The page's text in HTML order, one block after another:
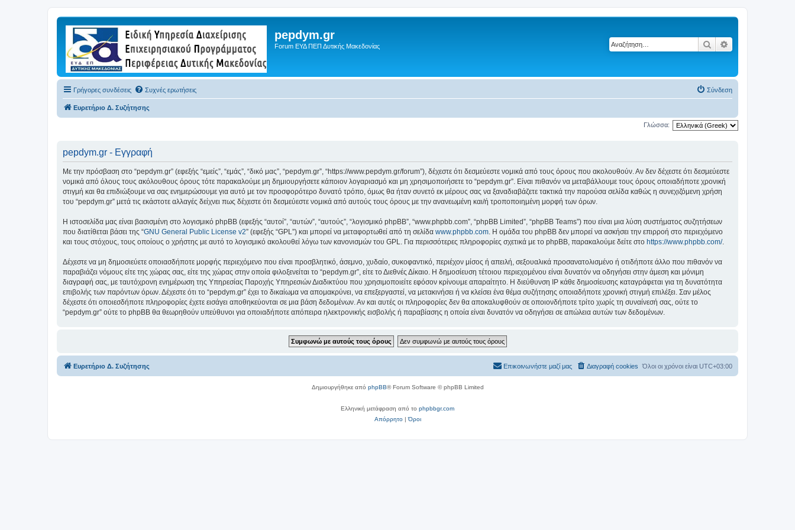
pepdym.gr
Forum ΕΥΔ ΠΕΠ Δυτικής Μακεδονίας Αναζήτηση
Γρήγορες συνδέσεις Συχνές ερωτήσεις Σύνδεση
Ευρετήριο Δ. Συζήτησης
Γλώσσα:
pepdym.gr - Εγγραφή
Με την πρόσβαση στο “pepdym.gr” (εφεξής “εμείς”, “εμάς”, “δικό μας”, “pepdym.gr”, “https://www.pepdym.gr/forum”), δέχεστε ότι δεσμεύεστε νομικά από τους όρους που ακολουθούν. Αν δεν δέχεστε ότι δεσμεύεστε
νομικά από όλους τους ακόλουθους όρους τότε παρακαλούμε μη δημιουργήσετε κάποιον λογαριασμό και μη χρησιμοποιήσετε το “pepdym.gr”. Είναι πιθανόν να μεταβάλλουμε τους όρους οποιαδήποτε χρονική
στιγμή και θα επιδιώξουμε να σας ενημερώσουμε για αυτό με τον προσφορότερο δυνατό τρόπο, όμως θα ήταν συνετό εκ μέρους σας να ξαναδιαβάζετε τακτικά την παρούσα σελίδα καθώς η συνεχιζόμενη χρήση
του “pepdym.gr” μετά τις εκάστοτε αλλαγές δείχνει πως δέχεστε ότι δεσμεύεστε νομικά από αυτούς τους όρους με την ανανεωμένη και/ή τροποποιημένη μορφή των όρων.
Η ιστοσελίδα μας είναι βασισμένη στο λογισμικό phpBB (εφεξής “αυτοί”, “αυτών”, “αυτούς”, “λογισμικό phpBB”, “www.phpbb.com”, “phpBB Limited”, “phpBB Teams”) που είναι μια λύση συστήματος συζητήσεων
που διατίθεται βάσει της “GNU General Public License v2” (εφεξής “GPL”) και μπορεί να μεταφορτωθεί από τη σελίδα www.phpbb.com . Η ομάδα του phpBB δεν μπορεί να ασκήσει την επιρροή στο περιεχόμενο
και τους στόχους, τους οποίους ο χρήστης με αυτό το λογισμικό ακολουθεί λόγω των κανονισμών του GPL. Για περισσότερες πληροφορίες σχετικά με το phpBB, παρακαλούμε δείτε στο https://www.phpbb.com/.
Δέχεστε να μη δημοσιεύετε οποιασδήποτε μορφής περιεχόμενο που είναι προσβλητικό, άσεμνο, χυδαίο, συκοφαντικό, περιέχον μίσος ή απειλή, σεξουαλικά προσανατολισμένο ή οτιδήποτε άλλο που πιθανόν να
παραβιάζει νόμους είτε της χώρας σας, είτε της χώρας στην οποία φιλοξενείται το “pepdym.gr”, είτε το Διεθνές Δίκαιο. Η δημοσίευση τέτοιου περιεχομένου είναι δυνατόν να οδηγήσει στην άμεση και μόνιμη
διαγραφή σας, με ταυτόχρονη ενημέρωση της Υπηρεσίας Παροχής Υπηρεσιών Διαδικτύου που χρησιμοποιείτε εφόσον κρίνουμε απαραίτητο. Η διεύθυνση IP κάθε δημοσίευσης καταγράφεται για τη δυνατότητα
επιβολής των παρόντων όρων. Δέχεστε ότι το “pepdym.gr” έχει το δικαίωμα να απομακρύνει, να επεξεργαστεί, να μετακινήσει ή να κλείσει ένα θέμα συζήτησης οποιαδήποτε χρονική στιγμή επιλέξει. Σαν μέλος
δέχεστε ότι οποιεσδήποτε πληροφορίες έχετε εισάγει αποθηκεύονται σε μια βάση δεδομένων. Αν και αυτές οι πληροφορίες δεν θα αποκαλυφθούν σε οποιονδήποτε τρίτο χωρίς τη συναίνεσή σας, ούτε το
“pepdym.gr” ούτε το phpBB θα θεωρηθούν υπεύθυνοι για οποιαδήποτε απόπειρα ηλεκτρονικής εισβολής ή παραβίασης η οποία είναι δυνατόν να οδηγήσει σε απώλεια αυτών των δεδομένων.
Ευρετήριο Δ. Συζήτησης Όλοι οι χρόνοι είναι UTC+03:00
Διαγραφή cookies
Επικοινωνήστε μαζί μας
Δημιουργήθηκε από phpBB® Forum Software © phpBB Limited
Ελληνική μετάφραση από το phpbbgr.com
Απόρρητο|Όροι